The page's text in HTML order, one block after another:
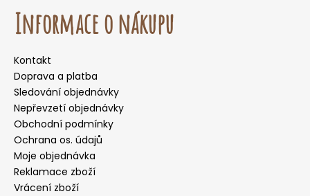
Informace o nákupu
Kontakt
Doprava a platba
Sledování objednávky
Nepřevzetí objednávky
Obchodní podmínky
Ochrana os. údajů
Moje objednávka
Reklamace zboží
Vrácení zboží